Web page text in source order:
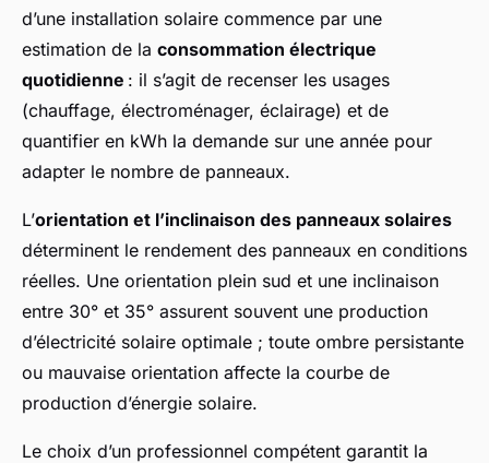
d’une installation solaire commence par une
estimation de la consommation électrique
quotidienne : il s’agit de recenser les usages
(chauffage, électroménager, éclairage) et de
quantifier en kWh la demande sur une année pour
adapter le nombre de panneaux.
L’orientation et l’inclinaison des panneaux solaires
déterminent le rendement des panneaux en conditions
réelles. Une orientation plein sud et une inclinaison
entre 30° et 35° assurent souvent une production
d’électricité solaire optimale ; toute ombre persistante
ou mauvaise orientation affecte la courbe de
production d’énergie solaire.
Le choix d’un professionnel compétent garantit la